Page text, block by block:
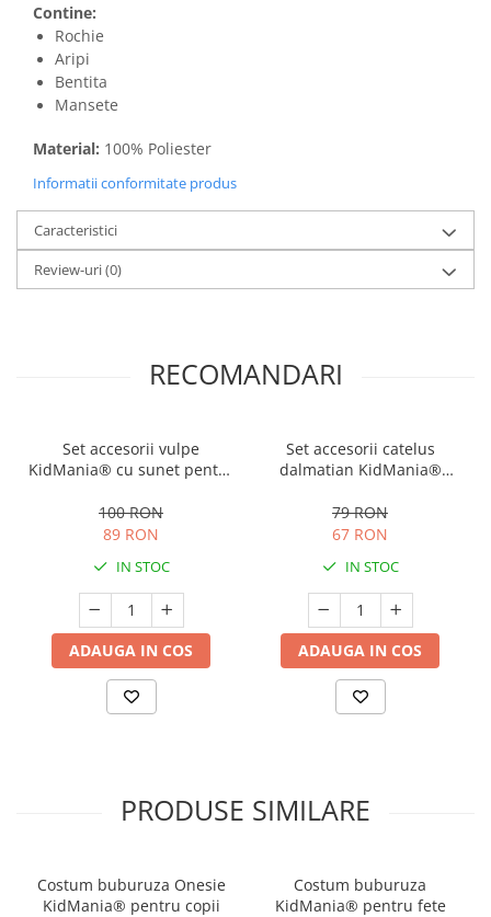
Contine:
Rochie
Aripi
Bentita
Mansete
Material: 100% Poliester
Informatii conformitate produs
Caracteristici
Review-uri(0)
RECOMANDARI
Set accesorii vulpe
KidMania® cu sunet pentru
100 RON
89 RON
IN STOC
ADAUGA IN COS
Set accesorii catelus
dalmatian KidMania®
79 RON
67 RON
IN STOC
ADAUGA IN COS
PRODUSE SIMILARE
Costum buburuza Onesie
KidMania® pentru copii
Costum buburuza
KidMania® pentru fete